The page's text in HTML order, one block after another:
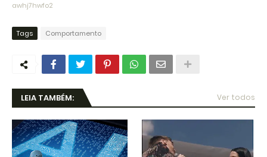
awhj7hwfo2
Tags Comportamento
LEIA TAMBÉM: Ver todos